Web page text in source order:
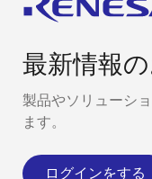
最新情報
製品やソリューシ
ます。
ログインをする